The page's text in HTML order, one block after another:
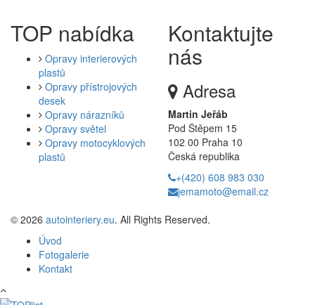
TOP nabídka
Opravy interierových
plastů
Opravy přístrojových
desek
Opravy nárazníků
Opravy světel
Opravy motocyklových
plastů
Kontaktujte
nás
Adresa
Martin Jeřáb
Pod Štěpem 15
102 00 Praha 10
Česká republika
+(420) 608 983 030
jemamoto@email.cz
© 2026 autointeriery.eu. All Rights Reserved.
Úvod
Fotogalerie
Kontakt